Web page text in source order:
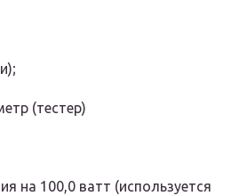
(тестер)
на 100,0 ватт (используется